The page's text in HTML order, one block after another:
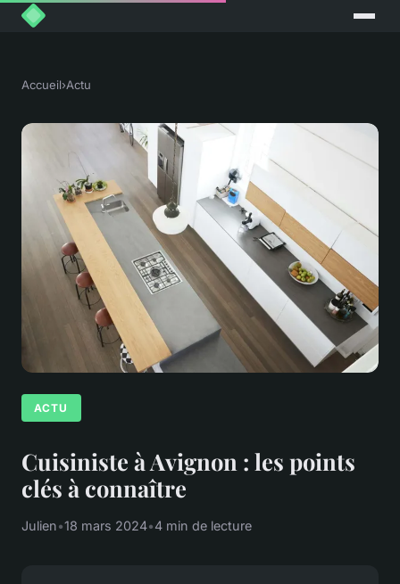
Accueil›Actu
ACTU
Cuisiniste à Avignon : les points
clés à connaître
Julien•18 mars 2024•4 min de lecture